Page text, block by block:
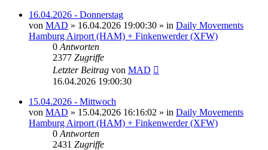
16.04.2026 - Donnerstag
von MAD » 16.04.2026 19:00:30 » in Daily Movements
Hamburg Airport (HAM) + Finkenwerder (XFW)
0 Antworten
2377 Zugriffe
Letzter Beitrag von MAD
16.04.2026 19:00:30
15.04.2026 - Mittwoch
von MAD » 15.04.2026 16:16:02 » in Daily Movements
Hamburg Airport (HAM) + Finkenwerder (XFW)
0 Antworten
2431 Zugriffe